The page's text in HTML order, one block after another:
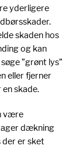
yderligere
skaden hos
og kan
”grønt lys”
eller fjerner
skade.
være
dækning
der er sket